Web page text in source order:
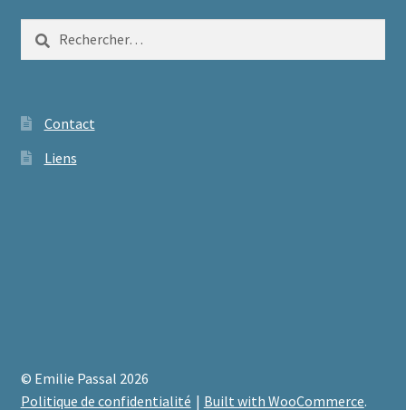
Rechercher :
Contact
Liens
© Emilie Passal 2026
Politique de confidentialité
Built with WooCommerce.